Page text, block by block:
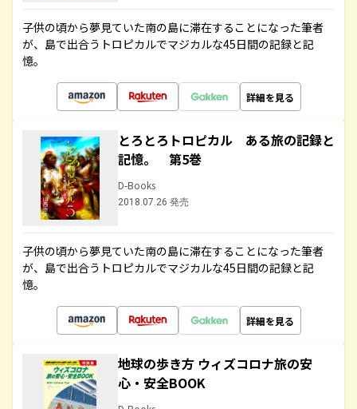
子供の頃から夢見ていた南の島に滞在することになった筆者
が、島で出合うトロピカルでマジカルな45日間の記録と記
憶。
詳細を見る
とろとろトロピカル ある旅の記録と
記憶。 第5巻
D-Books
2018.07.26 発売
子供の頃から夢見ていた南の島に滞在することになった筆者
が、島で出合うトロピカルでマジカルな45日間の記録と記
憶。
詳細を見る
地球の歩き方 ウィズコロナ旅の安
心・安全BOOK